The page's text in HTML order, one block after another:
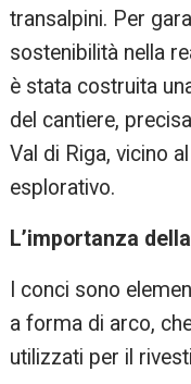
transalpini. Per
sostenibilità nella
è stata costruita
del cantiere,
Val di Riga, vicino
esplorativo.​
L’importanza
I conci sono
a forma di arco,
utilizzati per il